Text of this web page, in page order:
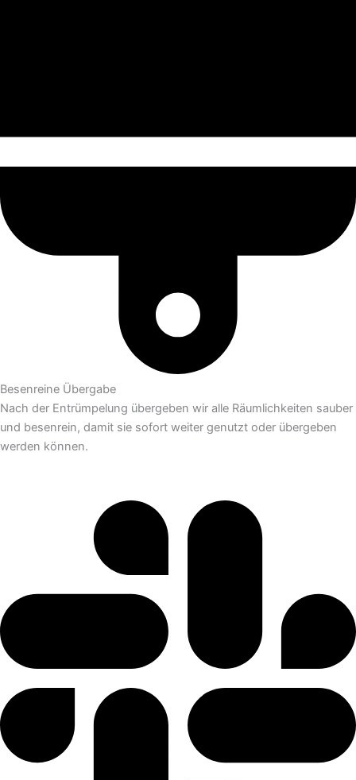
Besenreine Übergabe
Nach der Entrümpelung übergeben wir alle Räumlichkeiten sauber
und besenrein, damit sie sofort weiter genutzt oder übergeben
werden können.